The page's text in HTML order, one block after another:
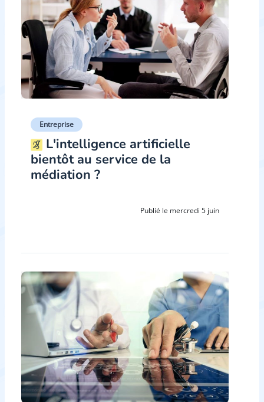
Entreprise
L'intelligence artificielle
bientôt au service de la
médiation ?
Publié le mercredi 5 juin